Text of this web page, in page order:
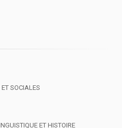
SOCIALES
ET HISTOIRE